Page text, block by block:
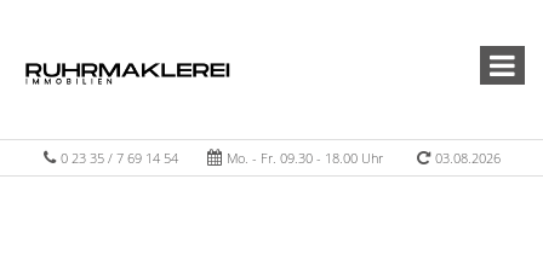
0 23 35 / 7 69 14 54 Mo. - Fr. 09.30 - 18.00 Uhr 03.08.2026